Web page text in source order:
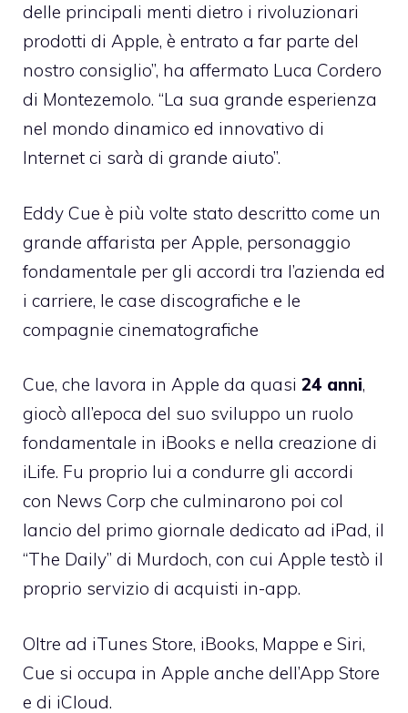
delle principali menti dietro i rivoluzionari
prodotti di Apple, è entrato a far parte del
nostro consiglio”, ha affermato Luca Cordero
di Montezemolo. “La sua grande esperienza
nel mondo dinamico ed innovativo di
Internet ci sarà di grande aiuto”.
Eddy Cue è più volte stato descritto come un
grande affarista per Apple, personaggio
fondamentale per gli accordi tra l’azienda ed
i carriere, le case discografiche e le
compagnie cinematografiche
Cue, che lavora in Apple da quasi 24 anni,
giocò all’epoca del suo sviluppo un ruolo
fondamentale in iBooks e nella creazione di
iLife. Fu proprio lui a condurre gli accordi
con News Corp che culminarono poi col
lancio del primo giornale dedicato ad iPad, il
“The Daily” di Murdoch, con cui Apple testò il
proprio servizio di acquisti in-app.
Oltre ad iTunes Store, iBooks, Mappe e Siri,
Cue si occupa in Apple anche dell’App Store
e di iCloud.